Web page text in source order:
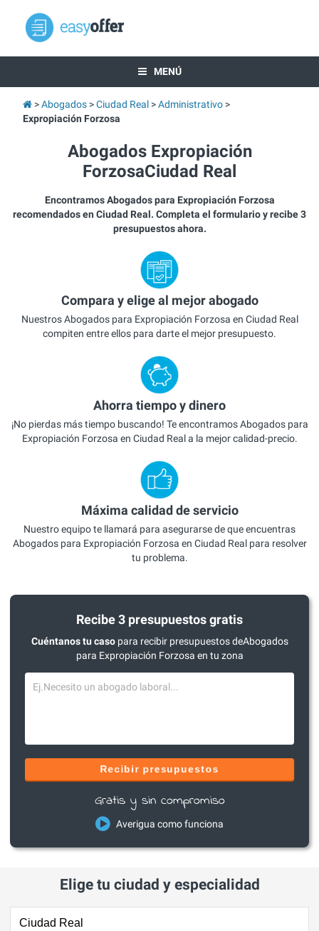
MENÚ
Abogados Ciudad Real
Administrativo
Expropiación Forzosa
Abogados Expropiación
ForzosaCiudad Real
Encontramos Abogados para Expropiación Forzosa
recomendados en Ciudad Real. Completa el formulario y recibe 3
presupuestos ahora.
Compara y elige al mejor abogado
Nuestros Abogados para Expropiación Forzosa en Ciudad Real
compiten entre ellos para darte el mejor presupuesto.
Ahorra tiempo y dinero
¡No pierdas más tiempo buscando! Te encontramos Abogados para
Expropiación Forzosa en Ciudad Real a la mejor calidad-precio.
Máxima calidad de servicio
Nuestro equipo te llamará para asegurarse de que encuentras
Abogados para Expropiación Forzosa en Ciudad Real para resolver
tu problema.
Recibe 3 presupuestos gratis
Cuéntanos tu casopara recibir presupuestos deAbogados
para Expropiación Forzosa en tu zona
Recibir presupuestos
Gratis y sin compromiso
Averigua como funciona
Elige tu ciudad y especialidad